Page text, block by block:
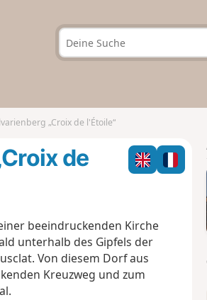
„Croix de l'Étoile“
de
beeindruckenden Kirche
unterhalb des Gipfels der
Von diesem Dorf aus
Kreuzweg und zum